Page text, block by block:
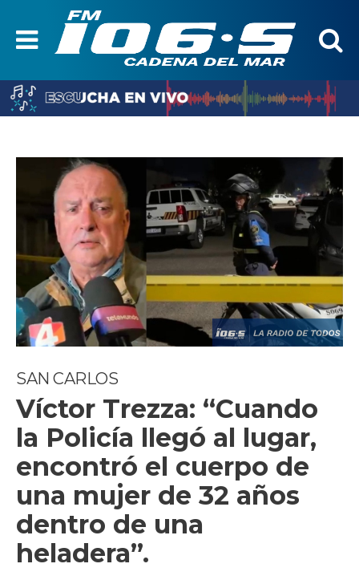
SAN CARLOS
Víctor Trezza: “Cuando
la Policía llegó al lugar,
encontró el cuerpo de
una mujer de 32 años
dentro de una
heladera”.